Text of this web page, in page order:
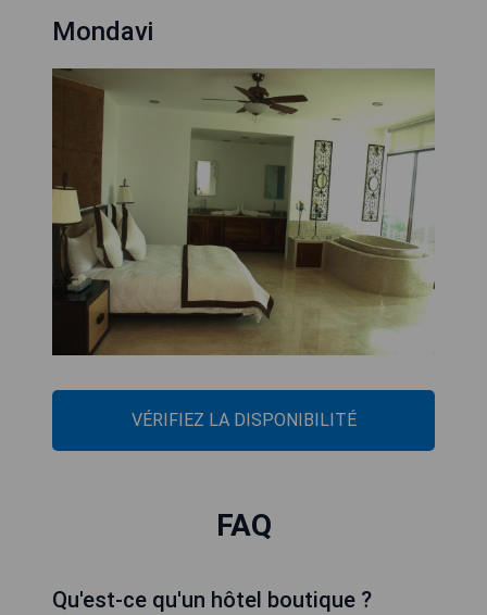
Mondavi
VÉRIFIEZ LA DISPONIBILITÉ
FAQ
Qu'est-ce qu'un hôtel boutique ?